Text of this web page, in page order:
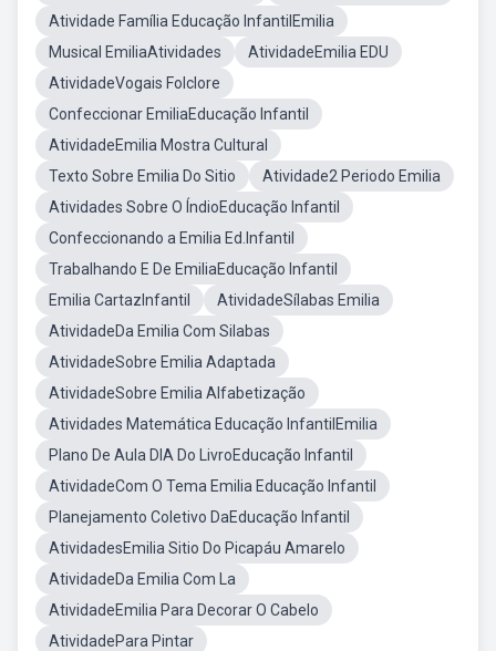
Atividade Família Educação InfantilEmilia
Musical EmiliaAtividades
AtividadeEmilia EDU
AtividadeVogais Folclore
Confeccionar EmiliaEducação Infantil
AtividadeEmilia Mostra Cultural
Texto Sobre Emilia Do Sitio
Atividade2 Periodo Emilia
Atividades Sobre O ÍndioEducação Infantil
Confeccionando a Emilia Ed.Infantil
Trabalhando E De EmiliaEducação Infantil
Emilia CartazInfantil
AtividadeSílabas Emilia
AtividadeDa Emilia Com Silabas
AtividadeSobre Emilia Adaptada
AtividadeSobre Emilia Alfabetização
Atividades Matemática Educação InfantilEmilia
Plano De Aula DIA Do LivroEducação Infantil
AtividadeCom O Tema Emilia Educação Infantil
Planejamento Coletivo DaEducação Infantil
AtividadesEmilia Sitio Do Picapáu Amarelo
AtividadeDa Emilia Com La
AtividadeEmilia Para Decorar O Cabelo
AtividadePara Pintar